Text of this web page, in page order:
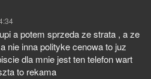
a potem sprzeda ze strata , a ze
nie inna polityke cenowa to juz
dla mnie jest ten telefon wart
to rekama